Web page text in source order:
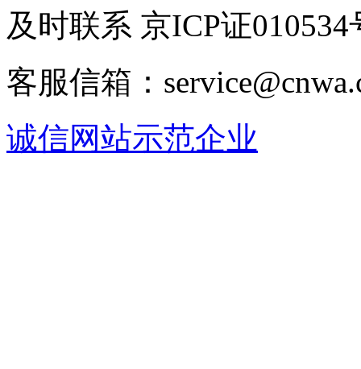
及时联系 京ICP证010534
客服信箱：
诚信网站示范企业